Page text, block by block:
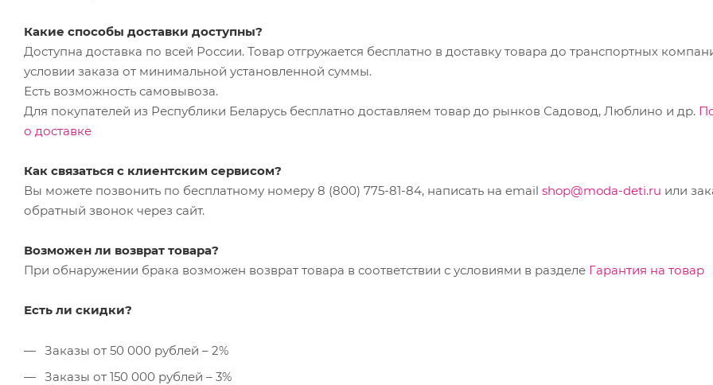
Какие способы доставки доступны?
Доступна доставка по всей России. Товар отгружается бесплатно в доставку товара до транспортных
условии заказа от минимальной установленной суммы.
Есть возможность самовывоза.
Для покупателей из Республики Беларусь бесплатно доставляем товар до рынков Садовод, Люблино и др.
о доставке
Как связаться с клиентским сервисом?
Вы можете позвонить по бесплатному номеру 8 (800) 775-81-84, написать на email shop@moda-deti.ru или
обратный звонок через сайт.
Возможен ли возврат товара?
При обнаружении брака возможен возврат товара в соответствии с условиями в разделе Гарантия на товар
Есть ли скидки?
Заказы от 50 000 рублей – 2%
Заказы от 150 000 рублей – 3%